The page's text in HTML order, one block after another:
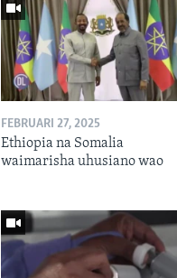
FEBRUARI 27, 2025
Ethiopia na Somalia
waimarisha uhusiano wao